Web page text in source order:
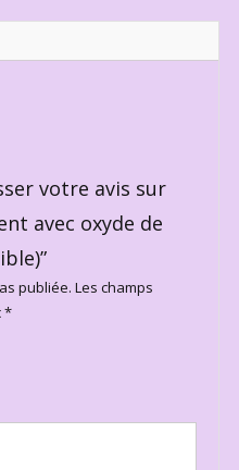
votre avis sur
avec oxyde de
publiée. Les champs
*